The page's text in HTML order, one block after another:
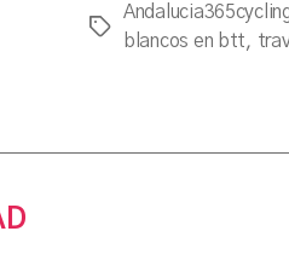
Etiquetas
blancos en btt,